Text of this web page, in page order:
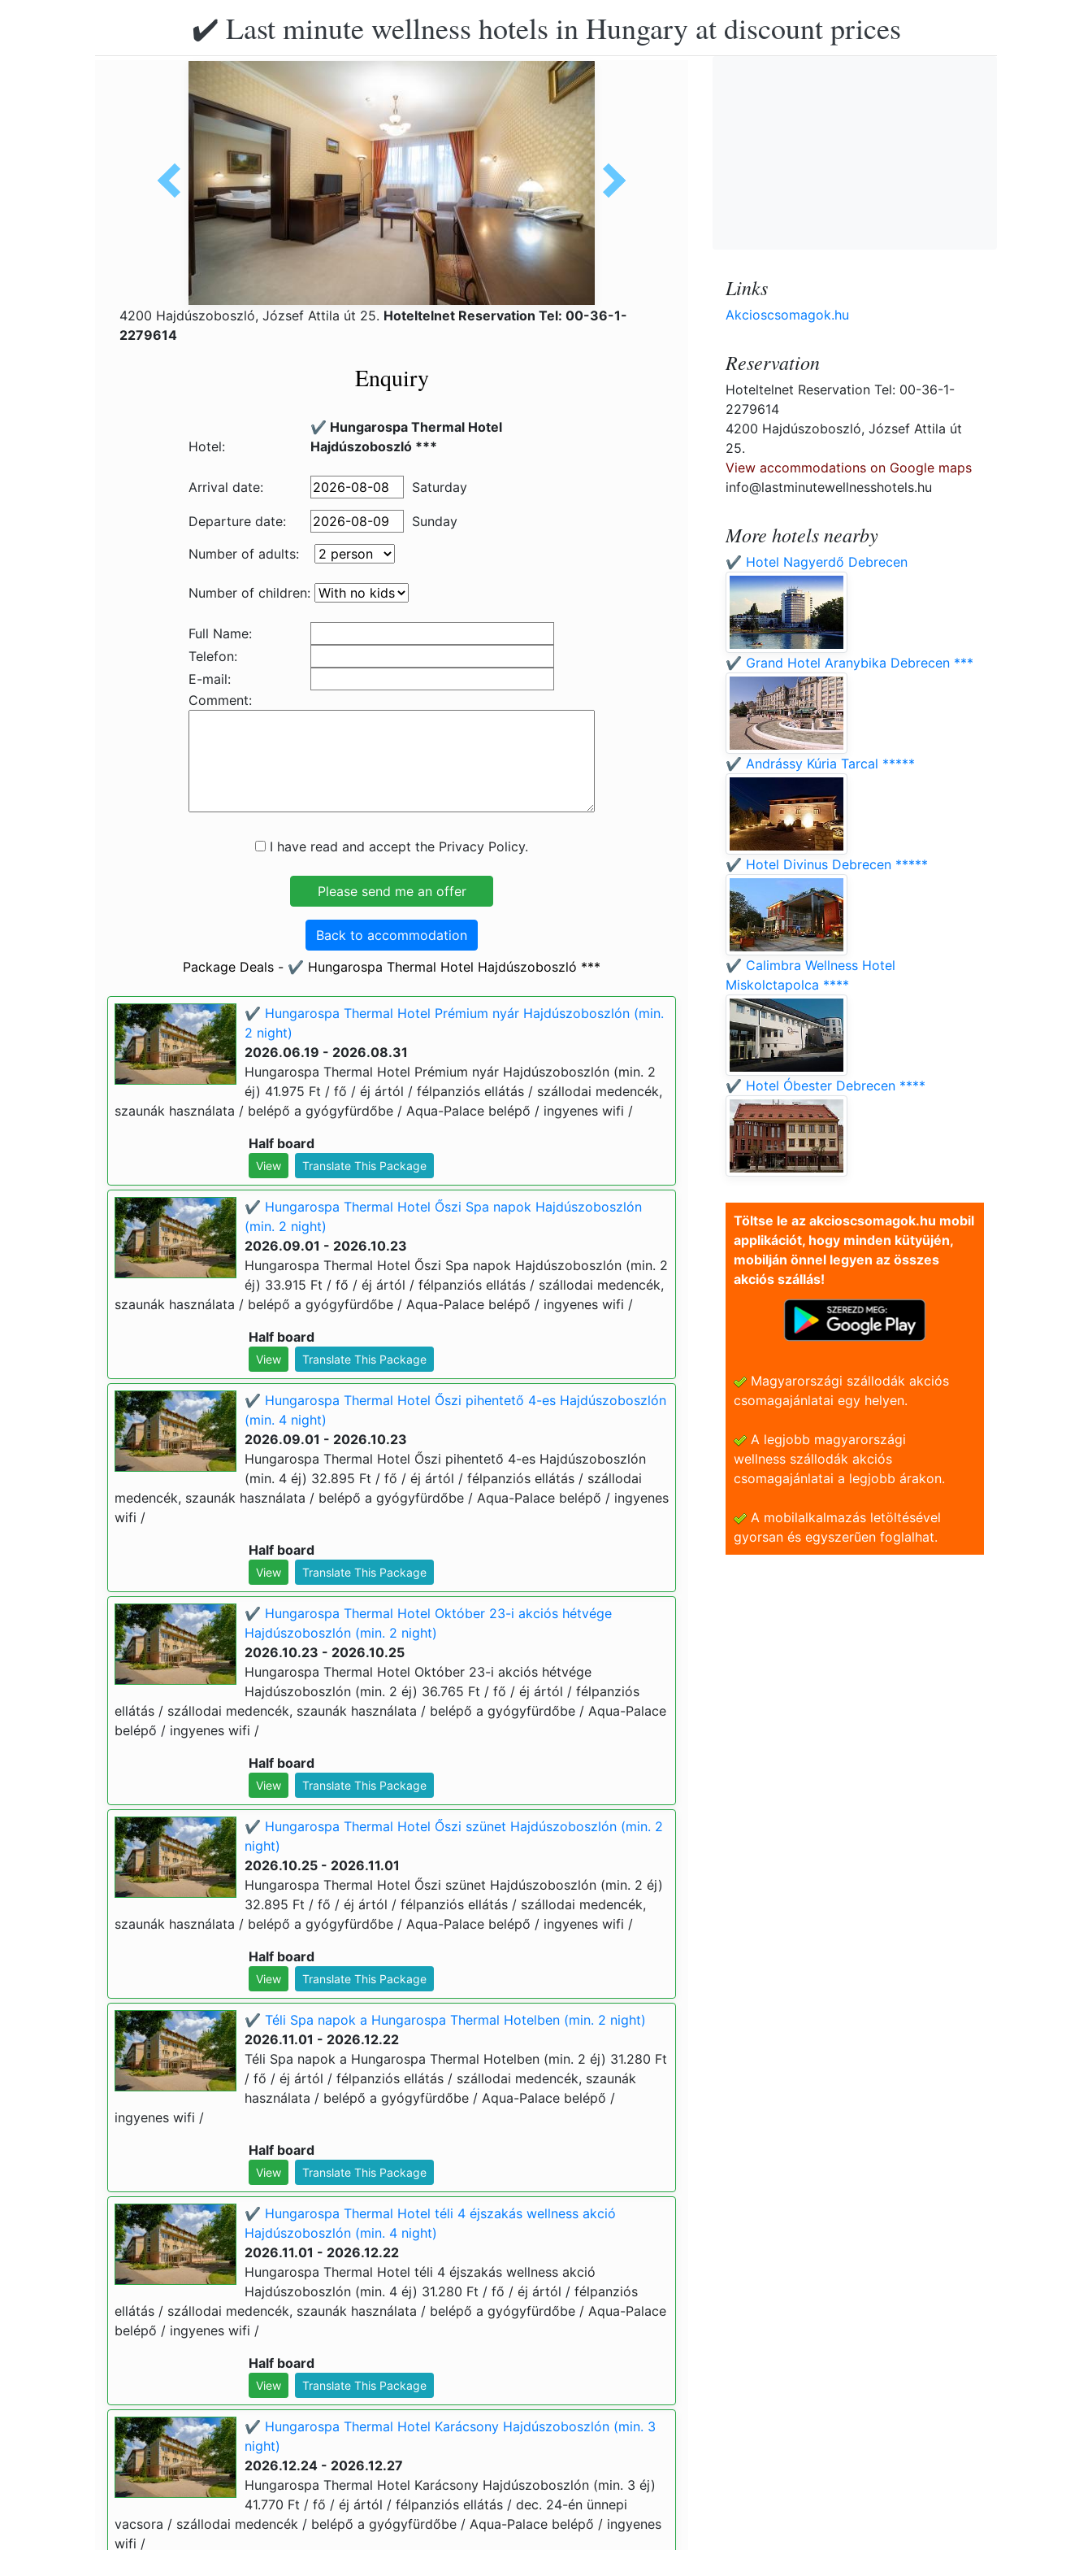
✔️ Last minute wellness hotels in Hungary at discount prices
4200 Hajdúszoboszló, József Attila út 25. Hoteltelnet Reservation Tel: 00-36-1-
2279614
Enquiry
Hotel:
✔️ Hungarospa Thermal Hotel
Hajdúszoboszló ***
Arrival date: Saturday
Departure date:
Sunday
Number of adults:
Number of children:
Full Name:
Telefon:
E-mail:
Comment:
I have read and accept the Privacy Policy.
Back to accommodation
Package Deals - ✔️ Hungarospa Thermal Hotel Hajdúszoboszló ***
✔️ Hungarospa Thermal Hotel Prémium nyár Hajdúszoboszlón (min.
2 night)
2026.06.19 - 2026.08.31
Hungarospa Thermal Hotel Prémium nyár Hajdúszoboszlón (min. 2
éj) 41.975 Ft / fő / éj ártól / félpanziós ellátás / szállodai medencék,
szaunák használata / belépő a gyógyfürdőbe / Aqua-Palace belépő / ingyenes wifi /
Half board
View Translate This Package
✔️ Hungarospa Thermal Hotel Őszi Spa napok Hajdúszoboszlón
(min. 2 night)
2026.09.01 - 2026.10.23
Hungarospa Thermal Hotel Őszi Spa napok Hajdúszoboszlón (min. 2
éj) 33.915 Ft / fő / éj ártól / félpanziós ellátás / szállodai medencék,
szaunák használata / belépő a gyógyfürdőbe / Aqua-Palace belépő / ingyenes wifi /
Half board
View Translate This Package
✔️ Hungarospa Thermal Hotel Őszi pihentető 4-es Hajdúszoboszlón
(min. 4 night)
2026.09.01 - 2026.10.23
Hungarospa Thermal Hotel Őszi pihentető 4-es Hajdúszoboszlón
(min. 4 éj) 32.895 Ft / fő / éj ártól / félpanziós ellátás / szállodai
medencék, szaunák használata / belépő a gyógyfürdőbe / Aqua-Palace belépő / ingyenes
wifi /
Half board
View Translate This Package
✔️ Hungarospa Thermal Hotel Október 23-i akciós hétvége
Hajdúszoboszlón (min. 2 night)
2026.10.23 - 2026.10.25
Hungarospa Thermal Hotel Október 23-i akciós hétvége
Hajdúszoboszlón (min. 2 éj) 36.765 Ft / fő / éj ártól / félpanziós
ellátás / szállodai medencék, szaunák használata / belépő a gyógyfürdőbe / Aqua-Palace
belépő / ingyenes wifi /
Half board
View Translate This Package
✔️ Hungarospa Thermal Hotel Őszi szünet Hajdúszoboszlón (min. 2
night)
2026.10.25 - 2026.11.01
Hungarospa Thermal Hotel Őszi szünet Hajdúszoboszlón (min. 2 éj)
32.895 Ft / fő / éj ártól / félpanziós ellátás / szállodai medencék,
szaunák használata / belépő a gyógyfürdőbe / Aqua-Palace belépő / ingyenes wifi /
Half board
View Translate This Package
✔️ Téli Spa napok a Hungarospa Thermal Hotelben (min. 2 night)
2026.11.01 - 2026.12.22
Téli Spa napok a Hungarospa Thermal Hotelben (min. 2 éj) 31.280 Ft
/ fő / éj ártól / félpanziós ellátás / szállodai medencék, szaunák
használata / belépő a gyógyfürdőbe / Aqua-Palace belépő /
ingyenes wifi /
Half board
View Translate This Package
✔️ Hungarospa Thermal Hotel téli 4 éjszakás wellness akció
Hajdúszoboszlón (min. 4 night)
2026.11.01 - 2026.12.22
Hungarospa Thermal Hotel téli 4 éjszakás wellness akció
Hajdúszoboszlón (min. 4 éj) 31.280 Ft / fő / éj ártól / félpanziós
ellátás / szállodai medencék, szaunák használata / belépő a gyógyfürdőbe / Aqua-Palace
belépő / ingyenes wifi /
Half board
View Translate This Package
✔️ Hungarospa Thermal Hotel Karácsony Hajdúszoboszlón (min. 3
night)
2026.12.24 - 2026.12.27
Hungarospa Thermal Hotel Karácsony Hajdúszoboszlón (min. 3 éj)
41.770 Ft / fő / éj ártól / félpanziós ellátás / dec. 24-én ünnepi
vacsora / szállodai medencék / belépő a gyógyfürdőbe / Aqua-Palace belépő / ingyenes
wifi /
Links
Akcioscsomagok.hu
Reservation
Hoteltelnet Reservation Tel: 00-36-1-
2279614
4200 Hajdúszoboszló, József Attila út
25.
View accommodations on Google maps
info@lastminutewellnesshotels.hu
More hotels nearby
✔️ Hotel Nagyerdő Debrecen
✔️ Grand Hotel Aranybika Debrecen ***
✔️ Andrássy Kúria Tarcal *****
✔️ Hotel Divinus Debrecen *****
✔️ Calimbra Wellness Hotel
Miskolctapolca ****
✔️ Hotel Óbester Debrecen ****
Töltse le az akcioscsomagok.hu mobil
applikációt, hogy minden kütyüjén,
mobilján önnel legyen az összes
akciós szállás!
Magyarországi szállodák akciós
csomagajánlatai egy helyen.
A legjobb magyarországi
wellness szállodák akciós
csomagajánlatai a legjobb árakon.
A mobilalkalmazás letöltésével
gyorsan és egyszerũen foglalhat.